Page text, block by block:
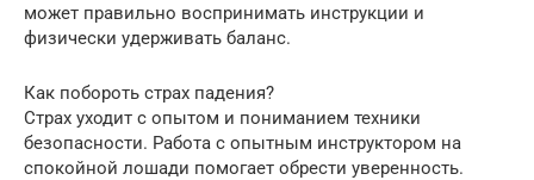
может правильно воспринимать инструкции и
физически удерживать баланс.
Как побороть страх падения?
Страх уходит с опытом и пониманием техники
безопасности. Работа с опытным инструктором на
спокойной лошади помогает обрести уверенность.